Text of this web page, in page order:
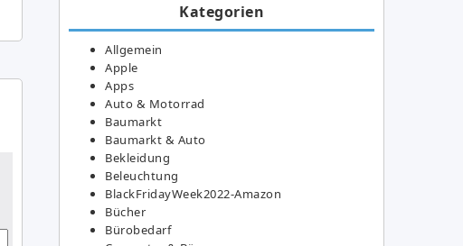
Kategorien
Allgemein
Apple
Apps
Auto & Motorrad
Baumarkt
Baumarkt & Auto
Bekleidung
Beleuchtung
BlackFridayWeek2022-Amazon
Bücher
Bürobedarf